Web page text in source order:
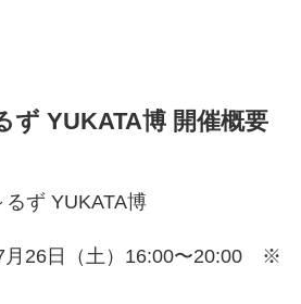
ず YUKATA博 開催概要
ず YUKATA博
月26日（土）16:00〜20:00 ※